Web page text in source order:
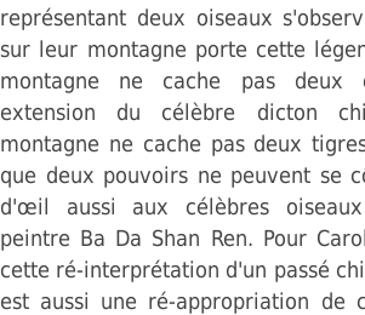
représentant deux oiseaux
sur leur montagne porte cette
montagne ne cache pas deux
extension du célèbre dicton
montagne ne cache pas deux
que deux pouvoirs ne peuvent se
d'œil aussi aux célèbres
peintre Ba Da Shan Ren. Pour
cette ré-interprétation d'un passé
est aussi une ré-appropriation de